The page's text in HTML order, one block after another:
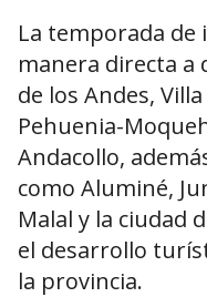
La temporada de
manera directa a
de los Andes,
Pehuenia-
Andacollo,
como Aluminé,
Malal y la ciudad
el desarrollo
la provincia.